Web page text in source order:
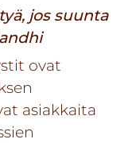
jos suunta
ovat
asiakkaita